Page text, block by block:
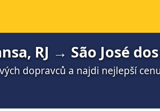
RJ → São José
dopravců a najdi nejlepší